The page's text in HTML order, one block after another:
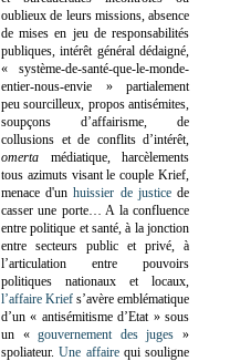
oublieux de leurs missions, absence
de mises en jeu de responsabilités
publiques, intérêt général dédaigné,
« système-de-santé-que-le-monde-
entier-nous-envie » partialement
peu sourcilleux, propos antisémites,
soupçons d’affairisme, de
collusions et de conflits d’intérêt,
omerta médiatique, harcèlements
tous azimuts visant le couple Krief,
menace d'unhuissier de justicede
casser une porte… A la confluence
entre politique et santé, à la jonction
entre secteurs public et privé, à
l’articulation entre pouvoirs
politiques nationaux et locaux,
l’affaire Krief s’avère emblématique
d’un « antisémitisme d’Etat » sous
un «gouvernement des juges »
spoliateur.Une affairequi souligne